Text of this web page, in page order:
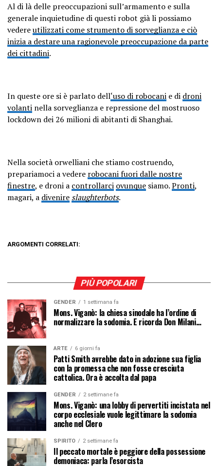
Al di là delle preoccupazioni sull’armamento e sulla
generale inquietudine di questi robot già li possiamo
vedereutilizzati come strumento di sorveglianza e ciò
inizia a destare una ragionevole preoccupazione da parte
dei cittadini.
In queste ore si è parlato dell‘uso di robocani e di droni
volanti nella sorveglianza e repressione del mostruoso
lockdown dei 26 milioni di abitanti di Shanghai.
Nella società orwelliani che stiamo costruendo,
prepariamoci a vedere robocani fuori dalle nostre
finestre, e droni a controllarci ovunque siamo.Pronti,
magari, a divenire slaughterbots.
ARGOMENTI CORRELATI:
PIÙ POPOLARI
GENDER 1 settimana fa
Mons. Viganò: la chiesa sinodale ha l’ordine di
normalizzare la sodomia. E ricorda Don Milani…
ARTE 6 giorni fa
Patti Smith avrebbe dato in adozione sua figlia
con la promessa che non fosse cresciuta
cattolica. Ora è accolta dal papa
GENDER 2 settimane fa
Mons. Viganò: una lobby di pervertiti incistata nel
corpo ecclesiale vuole legittimare la sodomia
anche nel Clero
SPIRITO 2 settimane fa
Il peccato mortale è peggiore della possessione
demoniaca: parla l’esorcista